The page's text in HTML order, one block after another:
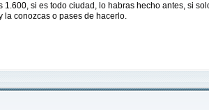
si es todo ciudad, lo habras hecho antes, si
la conozcas o pases de hacerlo.